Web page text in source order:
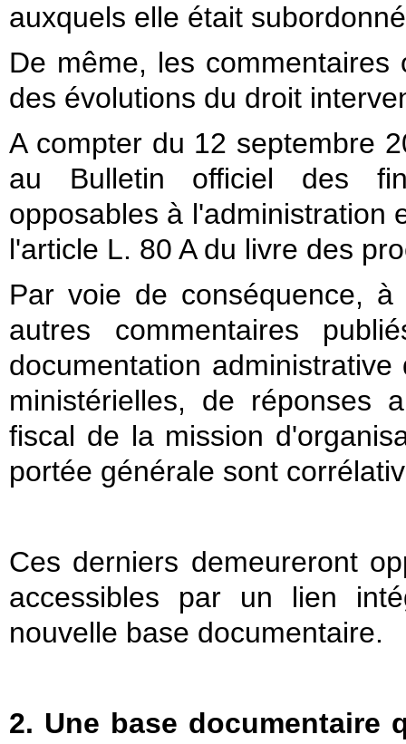
auxquels elle était
De même, les
des évolutions du droit
A compter du 12 septembre
au Bulletin officiel des
opposables à l'administration
l'article L. 80 A du livre des
Par voie de conséquence,
autres commentaires
documentation
ministérielles, de réponses
fiscal de la mission
portée générale sont
Ces derniers demeureront
accessibles par un lien
nouvelle base documentaire.
2. Une base documentaire